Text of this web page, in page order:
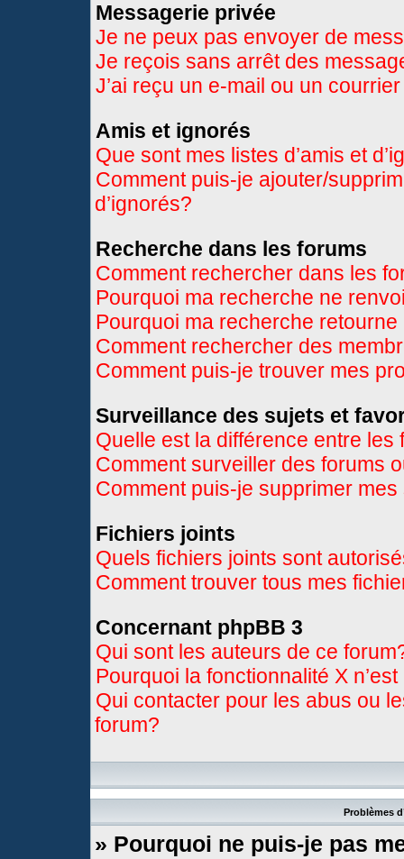
Messagerie privée
Je ne peux pas envoyer de
Je reçois sans arrêt des
J’ai reçu un e-mail ou un
Amis et ignorés
Que sont mes listes d’amis et
Comment puis-je ajouter/
d’ignorés?
Recherche dans les forums
Comment rechercher dans les
Pourquoi ma recherche ne
Pourquoi ma recherche
Comment rechercher des
Comment puis-je trouver mes
Surveillance des sujets et
Quelle est la différence entre
Comment surveiller des forums
Comment puis-je supprimer
Fichiers joints
Quels fichiers joints sont
Comment trouver tous mes
Concernant phpBB 3
Qui sont les auteurs de ce
Pourquoi la fonctionnalité X
Qui contacter pour les abus ou
forum?
Problèmes
» Pourquoi ne puis-je pas